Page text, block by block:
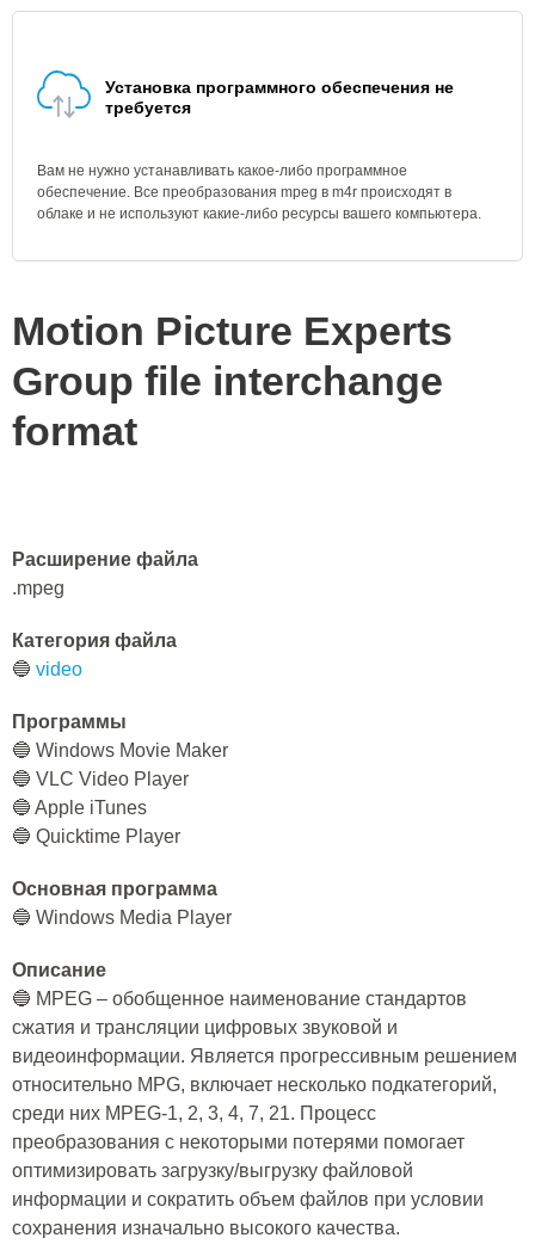
Установка программного обеспечения не
требуется
Вам не нужно устанавливать какое-либо программное
обеспечение. Все преобразования mpeg в m4r происходят в
облаке и не используют какие-либо ресурсы вашего компьютера.
Motion Picture Experts
Group file interchange
format
Расширение файла
.mpeg
Категория файла
🔵 video
Программы
🔵 Windows Movie Maker
🔵 VLC Video Player
🔵 Apple iTunes
🔵 Quicktime Player
Основная программа
🔵 Windows Media Player
Описание
🔵 MPEG – обобщенное наименование стандартов
сжатия и трансляции цифровых звуковой и
видеоинформации. Является прогрессивным решением
относительно MPG, включает несколько подкатегорий,
среди них MPEG-1, 2, 3, 4, 7, 21. Процесс
преобразования с некоторыми потерями помогает
оптимизировать загрузку/выгрузку файловой
информации и сократить объем файлов при условии
сохранения изначально высокого качества.